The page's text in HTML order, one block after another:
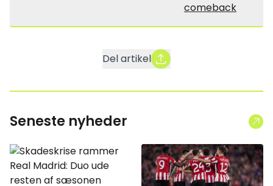
comeback
Del artikel
Seneste nyheder